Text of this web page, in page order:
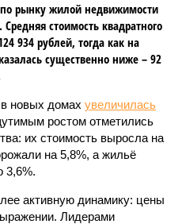
рынку жилой недвижимости
стоимость квадратного
934 рублей, тогда как на
существенно ниже – 92
новых домах увеличилась
ростом отметились
их стоимость выросла на
на 5,8%, а жильё
3,6%.
активную динамику: цены
Лидерами